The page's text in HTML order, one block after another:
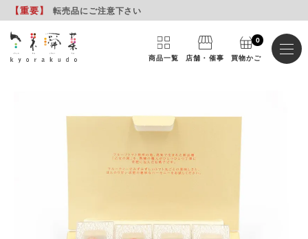
【重要】 転売品にご注意下さい
商品一覧 店舗・催事 買物かご
0